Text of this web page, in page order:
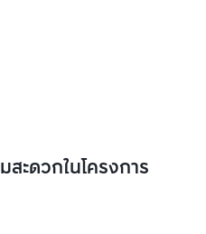
ะดวกในโครงการ